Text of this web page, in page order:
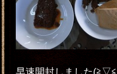
早速開封しました